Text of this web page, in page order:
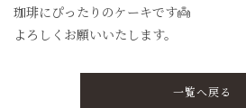
珈琲にぴったりのケーキです👼
よろしくお願いいたします。
一覧へ戻る